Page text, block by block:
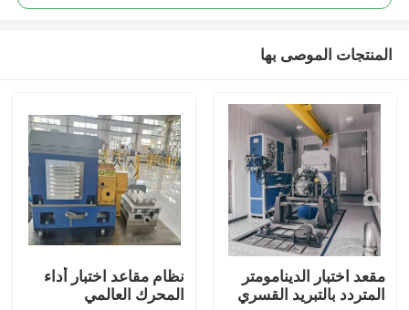
المنزل
المنتجات الموصى بها
مقعد اختبار الدينامومتر
المتردد بالتبريد القسري
نظام مقاعد اختبار أداء
المحرك العالمي